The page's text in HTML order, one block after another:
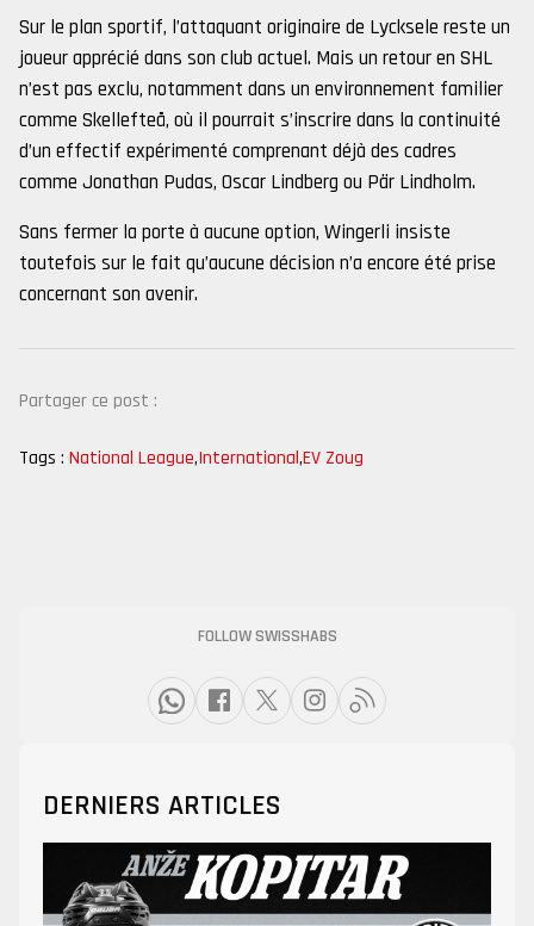
Sur le plan sportif, l’attaquant originaire de Lycksele reste un
joueur apprécié dans son club actuel. Mais un retour en SHL
n’est pas exclu, notamment dans un environnement familier
comme Skellefteå, où il pourrait s’inscrire dans la continuité
d’un effectif expérimenté comprenant déjà des cadres
comme Jonathan Pudas, Oscar Lindberg ou Pär Lindholm.
Sans fermer la porte à aucune option, Wingerli insiste
toutefois sur le fait qu’aucune décision n’a encore été prise
concernant son avenir.
Partager ce post :
Tags : National League,International,EV Zoug
FOLLOW SWISSHABS
DERNIERS ARTICLES